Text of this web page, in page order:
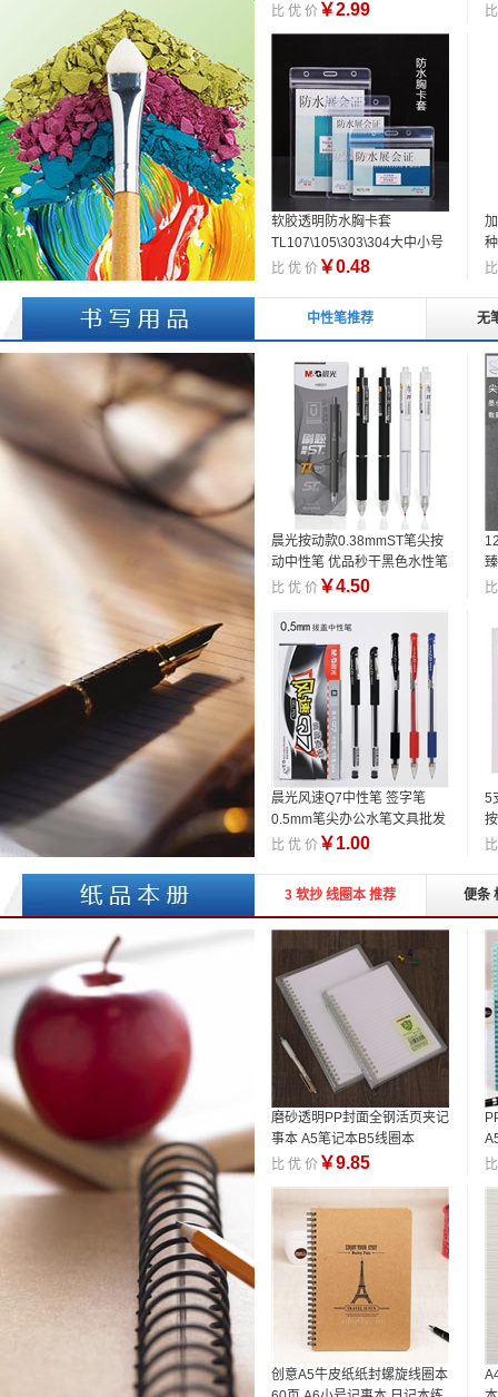
员工证件
比 优 价 ￥2.99
软胶透明防水胸卡套
TL107\105\303\304大中小号
证件卡套工作牌员工证
比 优 价 ￥0.48
中性笔推荐 无
晨光按动款0.38mmST笔尖按
动中性笔 优品秒干黑色水性笔
书写文具
比 优 价 ￥4.50
色
晨光风速Q7中性笔 签字笔
0.5mm笔尖办公水笔文具批发
比 优 价 ￥1.00
5
3 软抄 线圈本 推荐 便条
磨砂透明PP封面全钢活页夹记
事本 A5笔记本B5线圈本
比 优 价 ￥9.85
创意A5牛皮纸纸封螺旋线圈本